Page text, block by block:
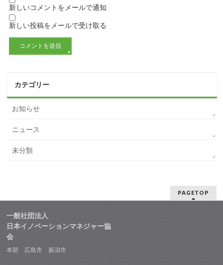
新しいコメントをメールで通知
新しい投稿をメールで受け取る
カテゴリー
お知らせ
ニュース
未分類
PAGETOP
一般社団法人
日本イノベーションマネジャー協
会
本部 広島市 新潟市